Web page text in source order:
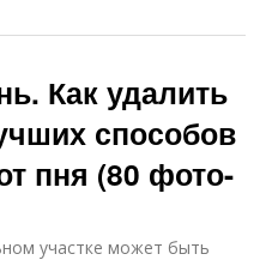
Как удалить
способов
пня (80 фото-
участке может быть